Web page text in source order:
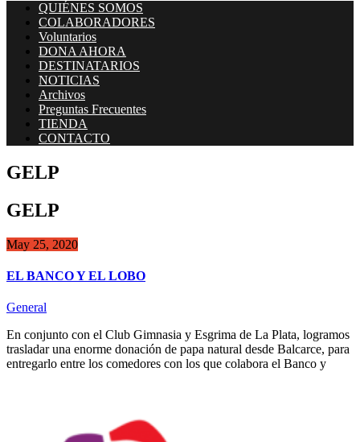
QUIÉNES SOMOS
COLABORADORES
Voluntarios
DONA AHORA
DESTINATARIOS
NOTICIAS
Archivos
Preguntas Frecuentes
TIENDA
CONTACTO
GELP
GELP
May 25, 2020
EL BANCO Y EL LOBO
General
En conjunto con el Club Gimnasia y Esgrima de La Plata, logramos
trasladar una enorme donación de papa natural desde Balcarce, para
entregarlo entre los comedores con los que colabora el Banco y